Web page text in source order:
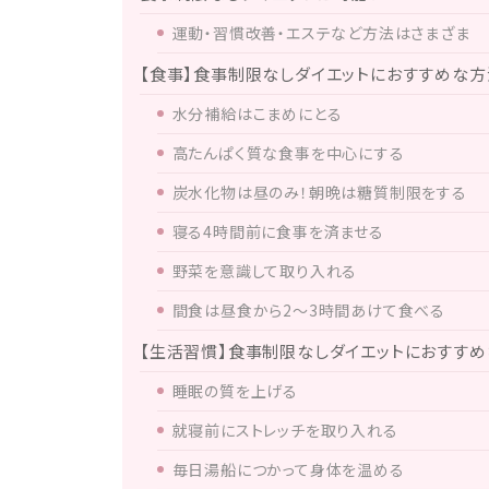
運動・習慣改善・エステなど方法はさまざま
【食事】食事制限なしダイエットにおすすめな
水分補給はこまめにとる
高たんぱく質な食事を中心にする
炭水化物は昼のみ！朝晩は糖質制限をする
寝る4時間前に食事を済ませる
野菜を意識して取り入れる
間食は昼食から2～3時間あけて食べる
【生活習慣】食事制限なしダイエットにおすす
睡眠の質を上げる
就寝前にストレッチを取り入れる
毎日湯船につかって身体を温める